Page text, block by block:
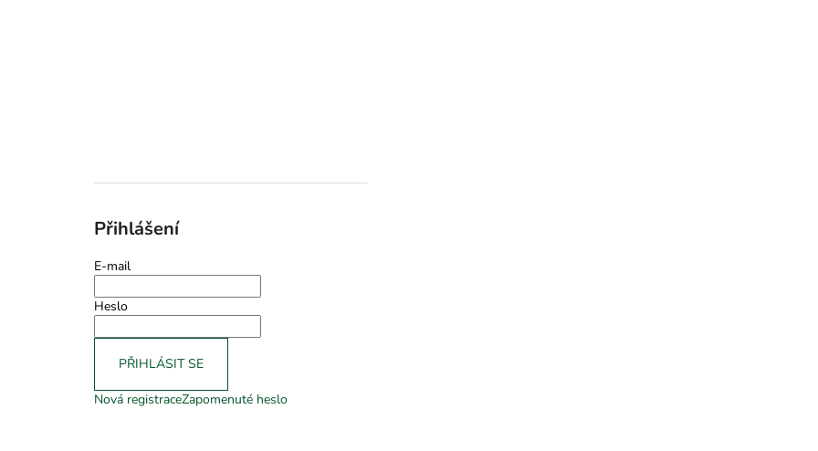
Přihlášení
E-mail
Heslo
PŘIHLÁSIT SE
Nová registraceZapomenuté heslo